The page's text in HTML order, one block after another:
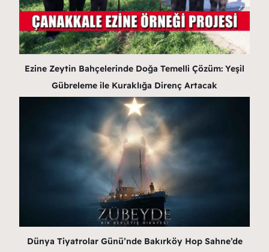
Ezine Zeytin Bahçelerinde Doğa Temelli Çözüm: Yeşil
Gübreleme ile Kuraklığa Direnç Artacak
Dünya Tiyatrolar Günü’nde Bakırköy Hop Sahne’de